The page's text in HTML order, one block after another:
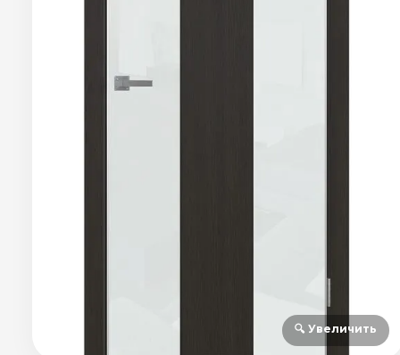
🔍 Увеличить